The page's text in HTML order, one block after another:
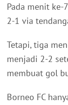
Pada menit ke-
2-1 via
Tetapi, tiga
menjadi 2-2
membuat gol
Borneo FC